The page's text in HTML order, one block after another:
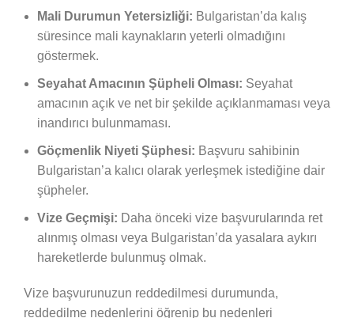
Mali Durumun Yetersizliği: Bulgaristan’da kalış
süresince mali kaynakların yeterli olmadığını
göstermek.
Seyahat Amacının Şüpheli Olması: Seyahat
amacının açık ve net bir şekilde açıklanmaması veya
inandırıcı bulunmaması.
Göçmenlik Niyeti Şüphesi: Başvuru sahibinin
Bulgaristan’a kalıcı olarak yerleşmek istediğine dair
şüpheler.
Vize Geçmişi: Daha önceki vize başvurularında ret
alınmış olması veya Bulgaristan’da yasalara aykırı
hareketlerde bulunmuş olmak.
Vize başvurunuzun reddedilmesi durumunda,
reddedilme nedenlerini öğrenip bu nedenleri